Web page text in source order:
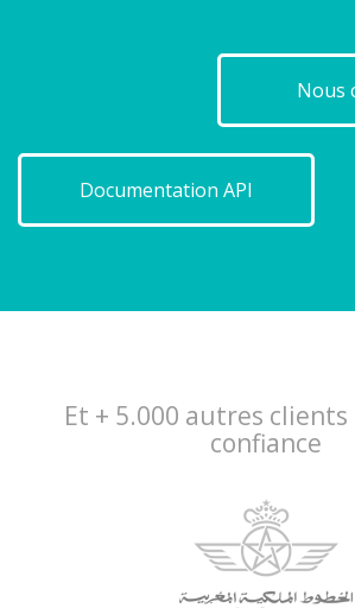
Nous
Documentation API
Et + 5.000 autres
confiance